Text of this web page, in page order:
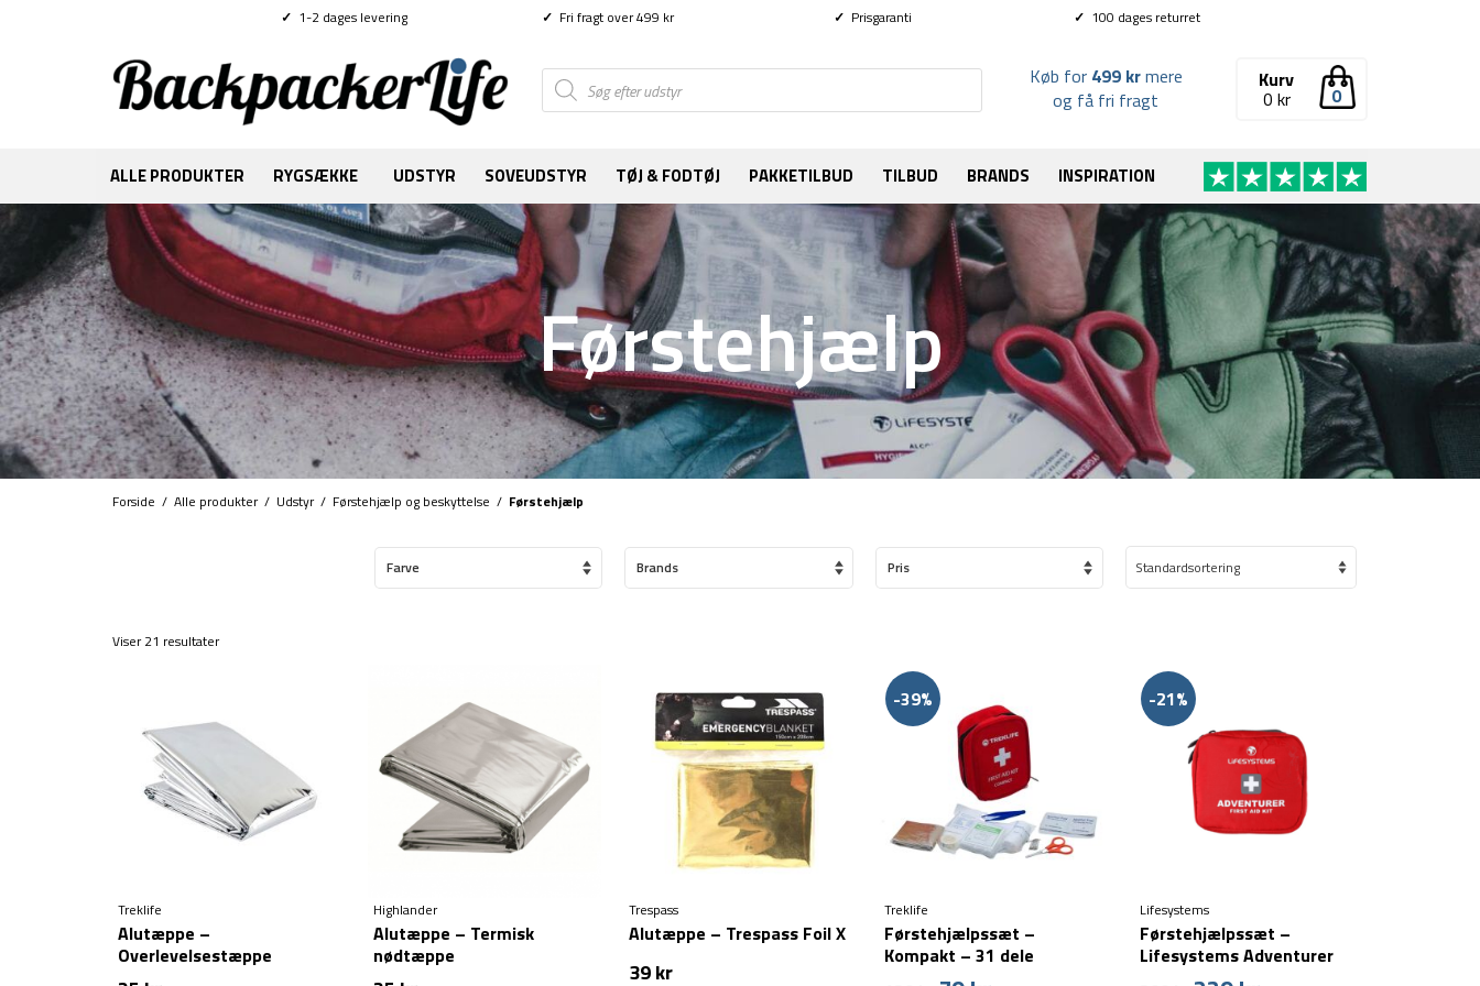
✓ 1-2 dages levering ✓ Fri fragt over 499 kr ✓ Prisgaranti ✓ 100 dages returret
Products
search 0
Kurv
0 kr
Køb for 499 krmere
og få fri fragt
ALLE PRODUKTER RYGSÆKKE UDSTYR SOVEUDSTYR TØJ & FODTØJ PAKKETILBUD TILBUD BRANDS INSPIRATION
Førstehjælp
Forside / Alle produkter/ Udstyr/ Førstehjælp og beskyttelse / Førstehjælp
Pris
Brands
Farve
Viser 21 resultater
Treklife
Alutæppe –
Overlevelsestæppe
Highlander
Alutæppe – Termisk
nødtæppe
Trespass
Alutæppe – Trespass Foil X
39kr
-39%
Treklife
Førstehjælpssæt –
Kompakt – 31 dele
-21%
Lifesystems
Førstehjælpssæt –
Lifesystems Adventurer